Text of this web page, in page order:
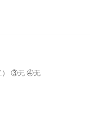
） ③无 ④无